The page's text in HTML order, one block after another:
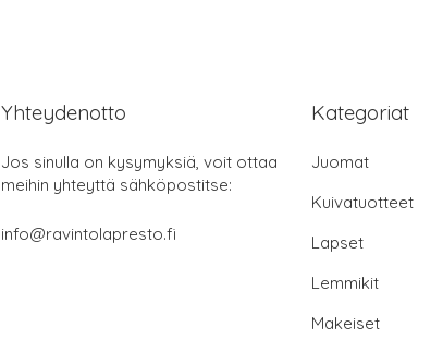
Yhteydenotto
Jos sinulla on kysymyksiä, voit ottaa
meihin yhteyttä sähköpostitse:
info@ravintolapresto.fi
Kategoriat
Juomat
Kuivatuotteet
Lapset
Lemmikit
Makeiset